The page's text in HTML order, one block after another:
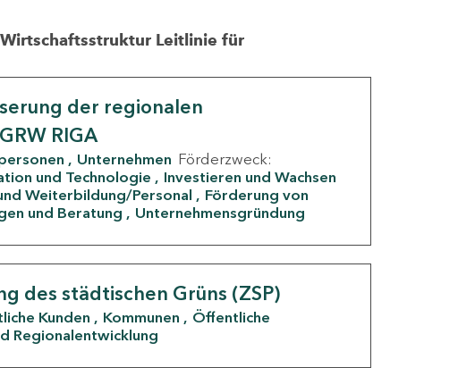
Leitlinie für
der regionalen
RIGA
Unternehmen Förderzweck:
und Technologie
Investieren und Wachsen
Weiterbildung/Personal
Förderung von
und Beratung Unternehmensgründung
des städtischen Grüns (ZSP)
Kunden Kommunen
Öffentliche
Regionalentwicklung